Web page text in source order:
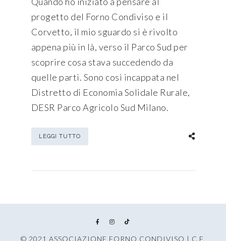
progetto del Forno Condiviso e il
Corvetto, il mio sguardo si è rivolto
appena più in là, verso il Parco Sud per
scoprire cosa stava succedendo da
quelle parti. Sono così incappata nel
Distretto di Economia Solidale Rurale,
DESR Parco Agricolo Sud Milano.
LEGGI TUTTO
© 2021 ASSOCIAZIONE FORNO CONDIVISO | C.F.